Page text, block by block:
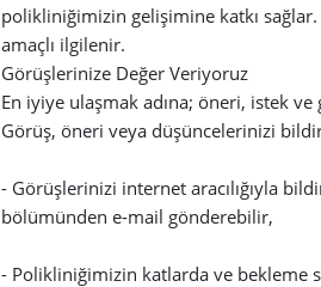
polikliniğimizin gelişimine katkı
amaçlı ilgilenir.
Görüşlerinize Değer Veriyoruz
En iyiye ulaşmak adına; öneri, istek
Görüş, öneri veya düşüncelerinizi
- Görüşlerinizi internet aracılığıyla
bölümünden e-mail gönderebilir,
- Polikliniğimizin katlarda ve bekleme